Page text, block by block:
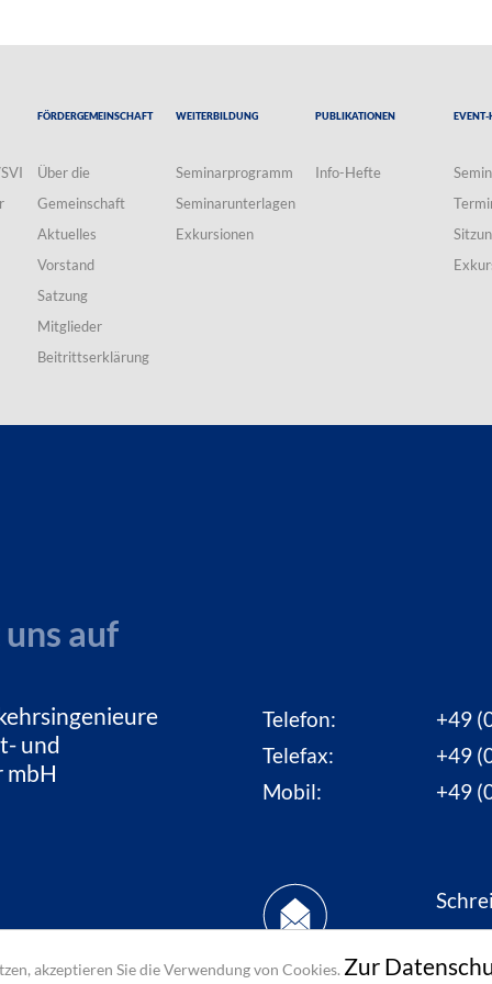
akzeptieren Sie die Verwendung von Cookies. Zur
Fördergemeinschaft
Über die
Gemeinschaft
Aktuelles
Vorstand
Satzung
Mitglieder
Beitrittserklärung
Weiterbildung
Seminarprogramm
Seminarunterlagen
Exkursionen
Publikationen
Info-Hefte
auf
und
mbH
Telefon:
+49
Telefax:
+49
Mobil:
+49
uns